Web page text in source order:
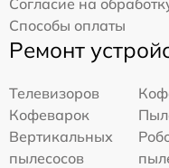
Способы оплаты
Ремонт
Телевизоров
Кофеварок
Вертикальных
пылесосов